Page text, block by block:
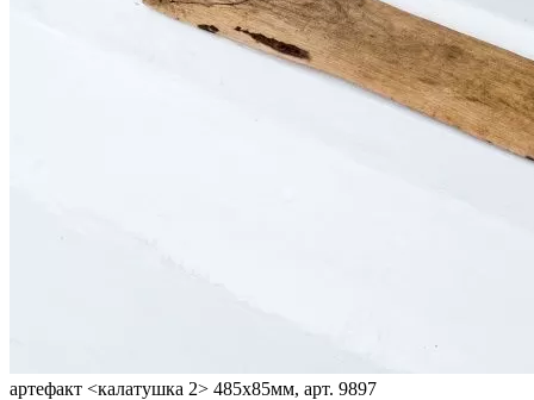
артефакт <калатушка 2> 485х85мм, арт. 9897